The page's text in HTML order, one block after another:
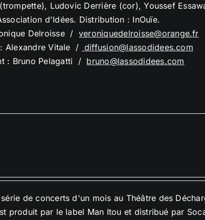
Ludovic Derrière (cor), Youssef
d'Idées. Distribution : InOuïe.
Delroisse / veroniquedelroisse@orange.fr
Alexandre Vitale / diffusion@lassodidees.com
: Bruno Pelagatti / bruno@lassodidees.com
de concerts d'un mois au Théâtre des
produit par le label Man Itou et distribué par